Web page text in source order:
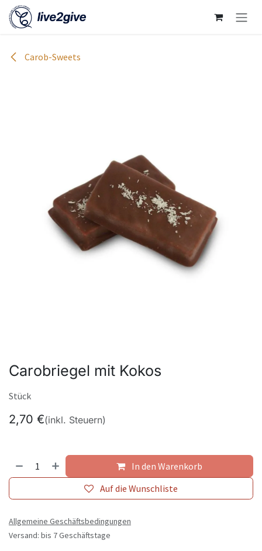
Zum Inhalt springen
Carob-Sweets
Carobriegel mit Kokos
Stück
2,70 €(inkl. Steuern)
In den Warenkorb
Auf die Wunschliste
Allgemeine Geschäftsbedingungen
Versand: bis 7 Geschäftstage